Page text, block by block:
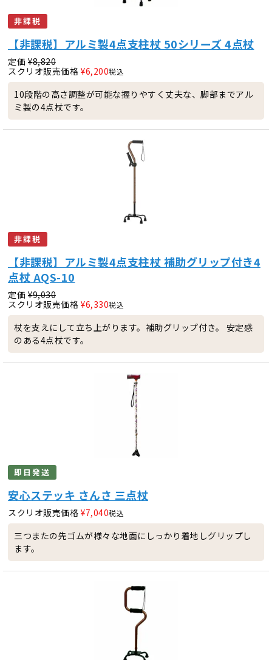
非課税
【非課税】アルミ製4点支柱杖 50シリーズ 4点杖
定価 ¥8,820
スクリオ販売価格 ¥6,200税込
10段階の高さ調整が可能な握りやすく丈夫な、脚部までアル
ミ製の4点杖です。
非課税
【非課税】アルミ製4点支柱杖 補助グリップ付き4
点杖 AQS-10
定価 ¥9,030
スクリオ販売価格 ¥6,330税込
杖を支えにして立ち上がります。補助グリップ付き。 安定感
のある4点杖です。
即日発送
安心ステッキ さんさ 三点杖
スクリオ販売価格 ¥7,040税込
三つまたの先ゴムが様々な地面にしっかり着地しグリップし
ます。